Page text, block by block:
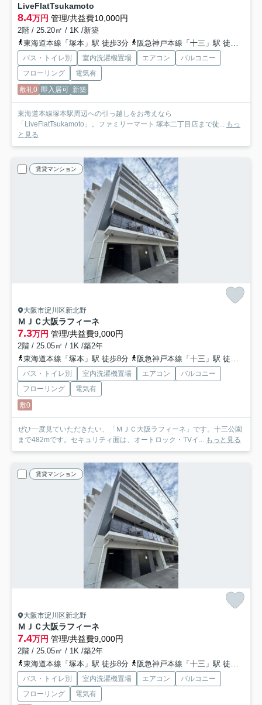
LiveFlatTsukamoto
8.4万円 管理/共益費10,000円
2階 / 25.20㎡ / 1K /新築
東海道本線「塚本」駅 徒歩3分
阪急神戸本線「十三」駅 徒歩20分
バス・トイレ別 室内洗濯機置場 エアコン
バルコニー
フローリング
電気有
敷礼0 即入居可 新築
東海道本線塚本駅周辺への引っ越しをお考えなら
「LiveFlatTsukamoto」。ファミリーマート 塚本二丁目店まで徒...
もっ
と見る
賃貸マンション
大阪市淀川区新北野
ＭＪＣ大阪ラフィーネ
7.3万円 管理/共益費9,000円
2階 / 25.05㎡ / 1K /築2年
東海道本線「塚本」駅 徒歩8分
阪急神戸本線「十三」駅 徒歩15分
バス・トイレ別 室内洗濯機置場 エアコン
バルコニー
フローリング
電気有
敷0
ぜひ一度見ていただきたい、「ＭＪＣ大阪ラフィーネ」です。十三公園
まで482mです。セキュリティ面は、オートロック・TVイ...
もっと見る
賃貸マンション
大阪市淀川区新北野
ＭＪＣ大阪ラフィーネ
7.4万円 管理/共益費9,000円
2階 / 25.05㎡ / 1K /築2年
東海道本線「塚本」駅 徒歩8分
阪急神戸本線「十三」駅 徒歩15分
バス・トイレ別 室内洗濯機置場 エアコン
バルコニー
フローリング
電気有